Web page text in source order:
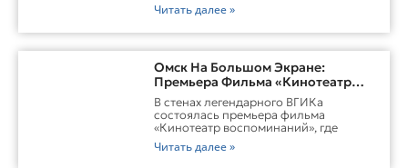
Читать далее »
Омск На Большом Экране:
Премьера Фильма «Кинотеатр
Воспоминаний»
В стенах легендарного ВГИКа
состоялась премьера фильма
«Кинотеатр воспоминаний», где
Читать далее »